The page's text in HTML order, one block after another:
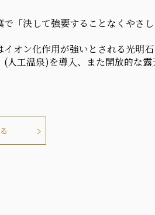
「決して強要することなくやさ
イオン化作用が強いとされる光明
(人工温泉)を導入、また開放的な露